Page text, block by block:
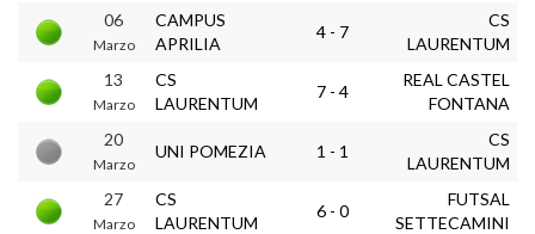
06
Marzo
CAMPUS
APRILIA
4 - 7
CS
LAURENTUM
13
Marzo
CS
LAURENTUM
7 - 4
REAL CASTEL
FONTANA
20
Marzo
UNI POMEZIA 1 - 1
CS
LAURENTUM
27
Marzo
CS
LAURENTUM
6 - 0
FUTSAL
SETTECAMINI